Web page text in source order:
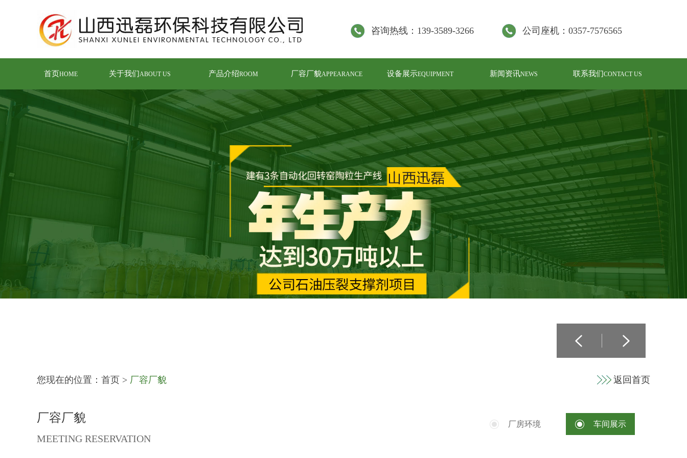
咨询热线：139-3589-3266 公司座机：0357-7576565
首页HOME 关于我们ABOUT US 产品介绍ROOM 厂容厂貌APPEARANCE 设备展示EQUIPMENT 新闻资讯NEWS 联系我们CONTACT US
您现在的位置： 首页 > 厂容厂貌 返回首页
厂容厂貌
MEETING RESERVATION
厂房环境 车间展示